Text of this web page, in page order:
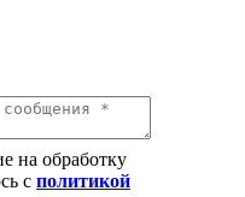
на обработку
с политикой